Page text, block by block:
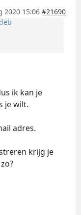
2020 15:06 #21690
ik kan je
je wilt.
adres.
krijg je